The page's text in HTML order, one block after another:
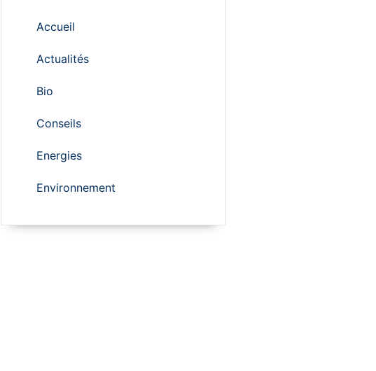
Accueil
Actualités
Bio
Conseils
Energies
Environnement